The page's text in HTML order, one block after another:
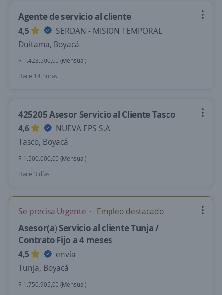
Agente de servicio al cliente
4,5
SERDAN - MISION TEMPORAL
Duitama, Boyacá
$ 1.423.500,00 (Mensual)
Hace 14 horas
425205 Asesor Servicio al Cliente Tasco
4,6
NUEVA EPS S.A
Tasco, Boyacá
$ 1.500.000,00 (Mensual)
Hace 3 días
Se precisa Urgente Empleo destacado
Asesor(a) Servicio al cliente Tunja /
Contrato Fijo a 4 meses
4,5
envía
Tunja, Boyacá
$ 1.750.905,00 (Mensual)